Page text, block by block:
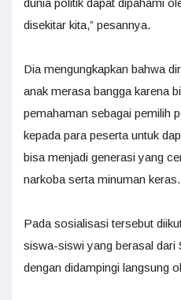
dunia politik dapat dipahami
disekitar kita,” pesannya.
Dia mengungkapkan bahwa
anak merasa bangga karena
pemahaman sebagai pemilih
kepada para peserta untuk
bisa menjadi generasi yang
narkoba serta minuman keras.
Pada sosialisasi tersebut
siswa-siswi yang berasal dari
dengan didampingi langsung